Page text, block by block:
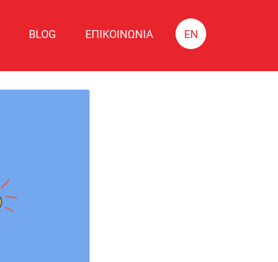
BLOG ΕΠΙΚΟΙΝΩΝΙΑ EN